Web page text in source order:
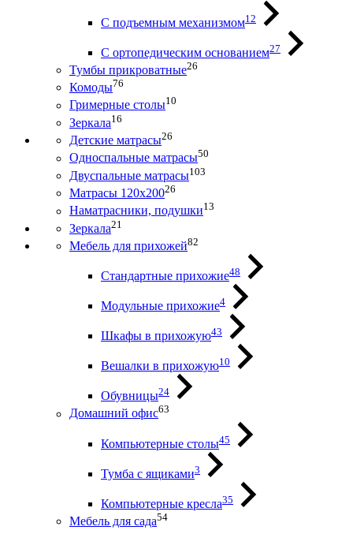
С подъемным механизмом12
С ортопедическим основанием27
Тумбы прикроватные26
Комоды76
Гримерные столы10
Зеркала16
Детские матрасы26
Односпальные матрасы50
Двуспальные матрасы103
Матрасы 120х20026
Наматрасники, подушки13
Зеркала21
Мебель для прихожей82
Стандартные прихожие48
Модульные прихожие4
Шкафы в прихожую43
Вешалки в прихожую10
Обувницы24
Домашний офис63
Компьютерные столы45
Тумба с ящиками3
Компьютерные кресла35
Мебель для сада54